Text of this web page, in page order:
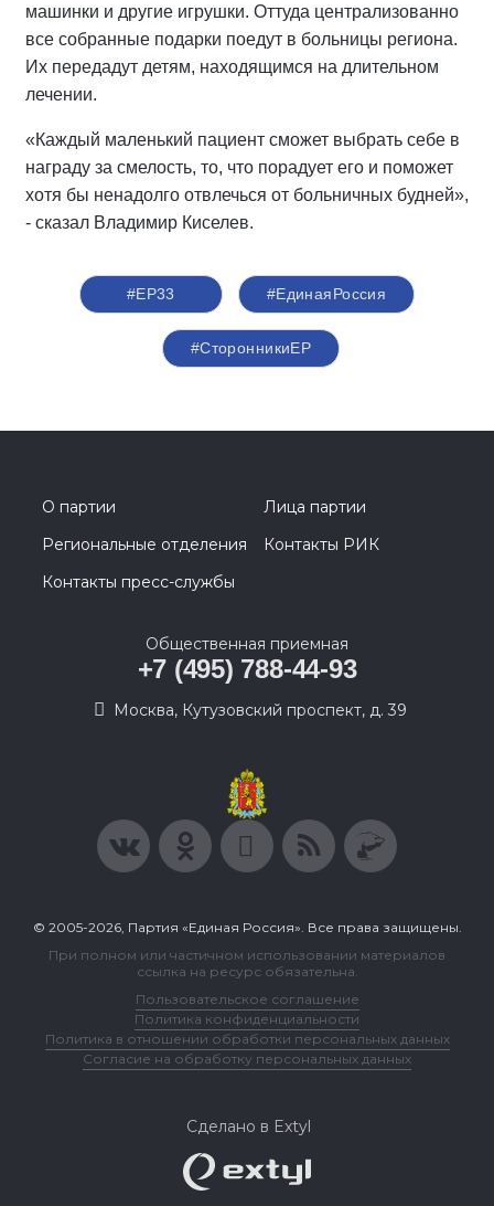
машинки и другие игрушки. Оттуда централизованно
все собранные подарки поедут в больницы региона.
Их передадут детям, находящимся на длительном
лечении.
«Каждый маленький пациент сможет выбрать себе в
награду за смелость, то, что порадует его и поможет
хотя бы ненадолго отвлечься от больничных будней»,
- сказал Владимир Киселев.
#ЕР33 #ЕдинаяРоссия
#СторонникиЕР
О партии
Лица партии
Региональные отделения
Контакты РИК
Контакты пресс-службы
Общественная приемная
+7 (495) 788-44-93
Москва, Кутузовский проспект, д. 39
© 2005-2026, Партия «Единая Россия». Все права защищены.
При полном или частичном использовании материалов
ссылка на ресурс обязательна.
Пользовательское соглашение
Политика конфиденциальности
Политика в отношении обработки персональных данных
Согласие на обработку персональных данных
Сделано в Extyl